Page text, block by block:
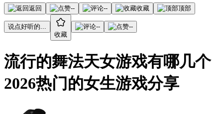
返回 -- -- 收藏 顶部
说点好听的...
收藏
-- --
流行的舞法天女游戏有哪几个
2026热门的女生游戏分享